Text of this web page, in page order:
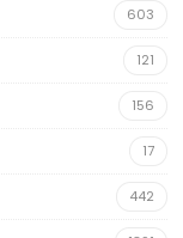
603
121
156
17
442